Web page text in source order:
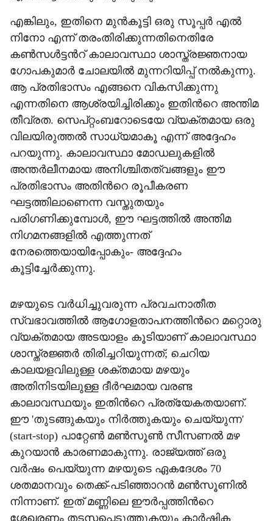
എങ്കിലും, ഇതിനെ മുൻകൂട്ടി ഒരു സൂപ്പർ എൽ
നിനോ എന്ന് തരംതിരിക്കുന്നതിനെതിരേ
കൺസൾട്ടന്‍റ് കാലാവസ്ഥാ ശാസ്ത്രജ്ഞനായ
ഗോപകുമാർ ചോലയിൽ മുന്നറിയിപ്പ് നൽകുന്നു.
ആ പ്രതിഭാസം എങ്ങനെ വികസിക്കുന്നു
എന്നതിനെ ആശ്രയിച്ചിരിക്കും ഇതിന്‍റെ അന്തിമ
തീവ്രത. സെപ്റ്റംബറോടെയേ വ്യക്തമായ ഒരു
വിലയിരുത്തൽ സാധ്യമാകൂ എന്ന് അദ്ദേഹം
പറയുന്നു. കാലാവസ്ഥാ മോഡലുകളിൽ
അന്തർലീനമായ അനിശ്ചിതത്വങ്ങളും ഈ
പ്രതിഭാസം അതിന്‍റെ രൂപീകരണ
ഘട്ടത്തിലാണെന്ന വസ്തുതയും
പരിഗണിക്കുമ്പോൾ, ഈ ഘട്ടത്തിൽ അന്തിമ
നിഗമനങ്ങളിൽ എത്തുന്നത്
നേരത്തെയായിപ്പോകും- അദ്ദേഹം
കൂട്ടിച്ചേർക്കുന്നു.
മഴയുടെ വർധിച്ചുവരുന്ന പ്രവചനാതീത
സ്വഭാവത്തിൽ ആഗോളതാപനത്തിന്‍റെ മറ്റൊരു
വ്യക്തമായ അടയാളം കൂടിയാണ് കാലാവസ്ഥാ
ശാസ്ത്രജ്ഞർ തിരിച്ചറിയുന്നത്; ചെറിയ
കാലയളവിലുള്ള ശക്തമായ മഴയും
അതിനിടയിലുള്ള ദീർഘമായ വരണ്ട
കാലാവസ്ഥയും ഇതിന്‍റെ പ്രത്യേകതയാണ്.
ഈ 'തുടങ്ങുകയും നിർത്തുകയും ചെയ്യുന്ന'
(start-stop) പാറ്റേൺ മൺസൂൺ സീസണൽ മഴ
കുറയാൻ കാരണമാകുന്നു. രാജ്യത്ത് ഒരു
വർഷം പെയ്യുന്ന മഴയുടെ ഏകദേശം 70
ശതമാനവും തെക്ക്-പടിഞ്ഞാറൻ മൺസൂണിൽ
നിന്നാണ്. ഇത് മണ്ണിലെ ഈർപ്പത്തിന്‍റെ
ശേഖരണം തടസപ്പെടുത്തുകയും കാർഷിക